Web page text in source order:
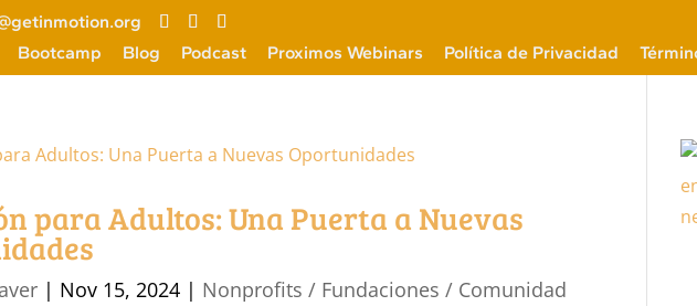
Bootcamp Blog Podcast Proximos Webinars Política de Privacidad
para Adultos: Una Puerta a Nuevas
| Nov 15, 2024| Nonprofits / Fundaciones / Comunidad